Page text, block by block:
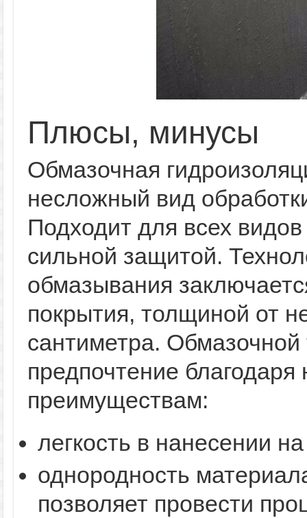
Плюсы, минусы
Обмазочная
несложный вид
Подходит для всех
сильной защитой.
обмазывания
покрытия, толщиной от
сантиметра.
предпочтение
преимуществам:
легкость в нанесении
однородность
позволяет провести